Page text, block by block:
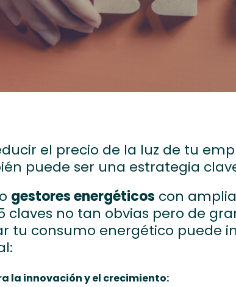
el precio de la luz de tu
puede ser una estrategia
gestores energéticos con
claves no tan obvias pero de
tu consumo energético puede
la innovación y el crecimiento: